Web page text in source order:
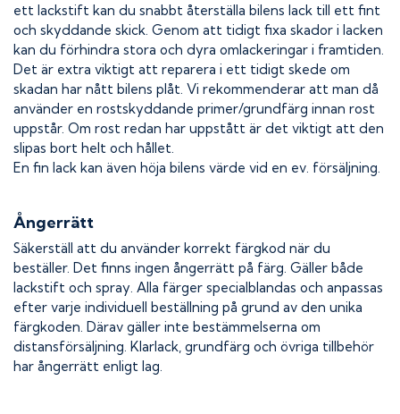
ett lackstift kan du snabbt återställa bilens lack till ett fint
och skyddande skick. Genom att tidigt fixa skador i lacken
kan du förhindra stora och dyra omlackeringar i framtiden.
Det är extra viktigt att reparera i ett tidigt skede om
skadan har nått bilens plåt. Vi rekommenderar att man då
använder en rostskyddande primer/grundfärg innan rost
uppstår. Om rost redan har uppstått är det viktigt att den
slipas bort helt och hållet.
En fin lack kan även höja bilens värde vid en ev. försäljning.
Ångerrätt
Säkerställ att du använder korrekt färgkod när du
beställer. Det finns ingen ångerrätt på färg. Gäller både
lackstift och spray. Alla färger specialblandas och anpassas
efter varje individuell beställning på grund av den unika
färgkoden. Därav gäller inte bestämmelserna om
distansförsäljning. Klarlack, grundfärg och övriga tillbehör
har ångerrätt enligt lag.